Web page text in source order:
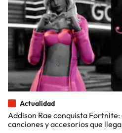
Actualidad
Addison Rae conquista Fortnite:
canciones y accesorios que